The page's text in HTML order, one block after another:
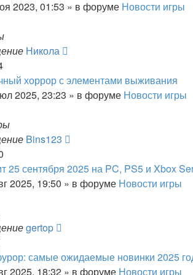
2023, 01:53 » в форуме Новости игры
Никола
хоррор с элементами выживания
2025, 23:23 » в форуме Новости игры
Bins123
25 сентября 2025 на PC, PS5 и Xbox
2025, 19:50 » в форуме Новости игры
gertop
самые ожидаемые новинки 2025
2025, 18:32 » в форуме Новости игры